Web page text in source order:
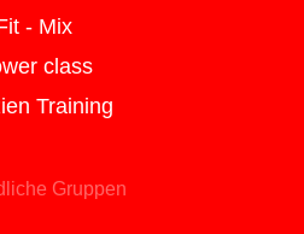
- Mix
class
Training
Gruppen